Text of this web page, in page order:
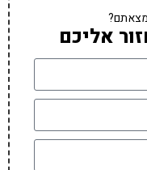
אליכם